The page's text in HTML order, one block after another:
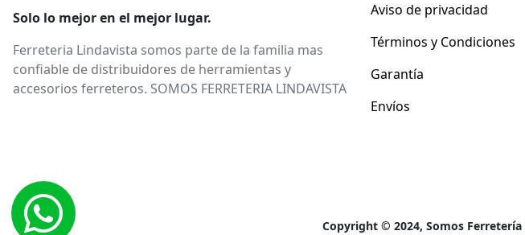
Solo lo mejor en el mejor lugar.
Ferreteria Lindavista somos parte de la familia mas
confiable de distribuidores de herramientas y
accesorios ferreteros. SOMOS FERRETERIA LINDAVISTA
Aviso de privacidad
Términos y Condiciones
Garantía
Envíos
Copyright © 2024, Somos